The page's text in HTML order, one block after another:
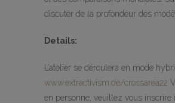
discuter de la profondeur des
Details:
L’atelier se déroulera en mode
www.extractivism.de/crossarea22
en personne, veuillez vous inscrire